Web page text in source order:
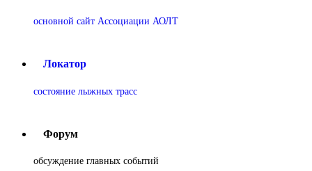
основной сайт Ассоциации АОЛТ
Локатор
состояние лыжных трасс
Форум
обсуждение главных событий